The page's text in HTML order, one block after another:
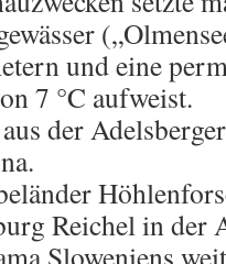
und eine
7 °C aufweist.
der
Reichel in der
Sloweniens